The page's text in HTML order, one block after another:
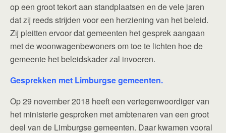
op een groot tekort aan standplaatsen en de vele jaren
dat zij reeds strijden voor een herziening van het beleid.
Zij pleitten ervoor dat gemeenten het gesprek aangaan
met de woonwagenbewoners om toe te lichten hoe de
gemeente het beleidskader zal invoeren.
Gesprekken met Limburgse gemeenten.
Op 29 november 2018 heeft een vertegenwoordiger van
het ministerie gesproken met ambtenaren van een groot
deel van de Limburgse gemeenten. Daar kwamen vooral